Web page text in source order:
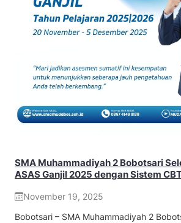
SMA Muhammadiyah 2 Bobotsari
ASAS Ganjil 2025 dengan Sistem
November 19, 2025
Bobotsari – SMA Muhammadiyah 2